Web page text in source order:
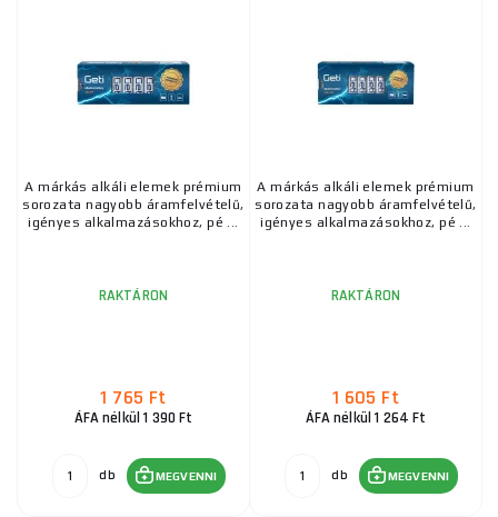
A márkás alkáli elemek prémium
sorozata nagyobb áramfelvételű,
igényes alkalmazásokhoz, pé ...
RAKTÁRON
1 765 Ft
ÁFA nélkül 1 390 Ft
db MEGVENNI
A márkás alkáli elemek prémium
sorozata nagyobb áramfelvételű,
igényes alkalmazásokhoz, pé ...
RAKTÁRON
1 605 Ft
ÁFA nélkül 1 264 Ft
db MEGVENNI